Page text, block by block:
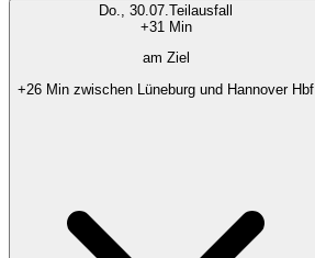
Do., 30.07.Teilausfall
+31 Min
am Ziel
+26 Min zwischen Lüneburg und Hannover Hbf